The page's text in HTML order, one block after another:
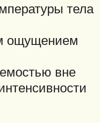
тела
ощущением
вне